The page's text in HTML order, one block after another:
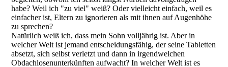
habe? Weil ich "zu viel" weiß? Oder vielleicht einfach, weil es
einfacher ist, Eltern zu ignorieren als mit ihnen auf Augenhöhe
zu sprechen?
Natürlich weiß ich, dass mein Sohn volljährig ist. Aber in
welcher Welt ist jemand entscheidungsfähig, der seine Tabletten
absetzt, sich selbst verletzt und dann in irgendwelchen
Obdachlosenunterkünften aufwacht? In welcher Welt ist es